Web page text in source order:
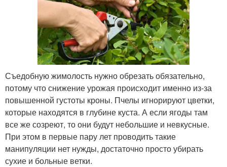
Съедобную жимолость нужно обрезать обязательно,
потому что снижение урожая происходит именно из-за
повышенной густоты кроны. Пчелы игнорируют цветки,
которые находятся в глубине куста. А если ягоды там
все же созреют, то они будут небольшие и невкусные.
При этом в первые пару лет проводить такие
манипуляции нет нужды, достаточно просто убирать
сухие и больные ветки.